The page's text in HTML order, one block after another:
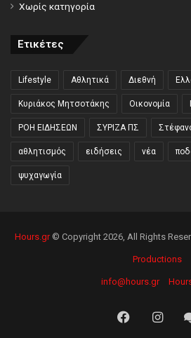
Χωρίς κατηγορία
Ετικέτες
Lifestyle Αθλητικά Διεθνή
Κυριάκος Μητσοτάκης Οικονομία
ΡΟΗ ΕΙΔΗΣΕΩΝ ΣΥΡΙΖΑ ΠΣ
αθλητισμός ειδήσεις νέα
ψυχαγωγία
Hours.gr© Copyright 2026, All Rights
Productions
info@hours.gr
Facebook